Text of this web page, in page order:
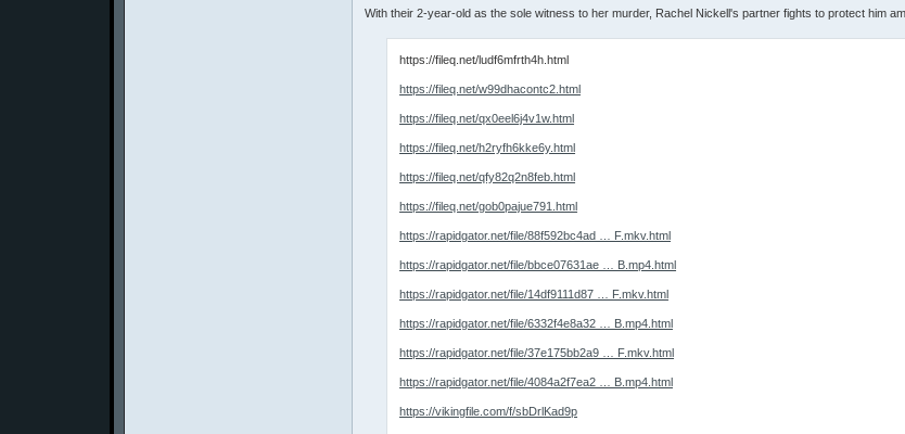
With their 2-year-old as the sole witness to her murder, Rachel Nickell's partner fights to protect him
https://fileq.net/ludf6mfrth4h.html
https://fileq.net/w99dhacontc2.html
https://fileq.net/qx0eel6j4v1w.html
https://fileq.net/h2ryfh6kke6y.html
https://fileq.net/qfy82q2n8feb.html
https://fileq.net/gob0pajue791.html
https://rapidgator.net/file/88f592bc4ad … F.mkv.html
https://rapidgator.net/file/bbce07631ae … B.mp4.html
https://rapidgator.net/file/14df9111d87 … F.mkv.html
https://rapidgator.net/file/6332f4e8a32 … B.mp4.html
https://rapidgator.net/file/37e175bb2a9 … F.mkv.html
https://rapidgator.net/file/4084a2f7ea2 … B.mp4.html
https://vikingfile.com/f/sbDrlKad9p